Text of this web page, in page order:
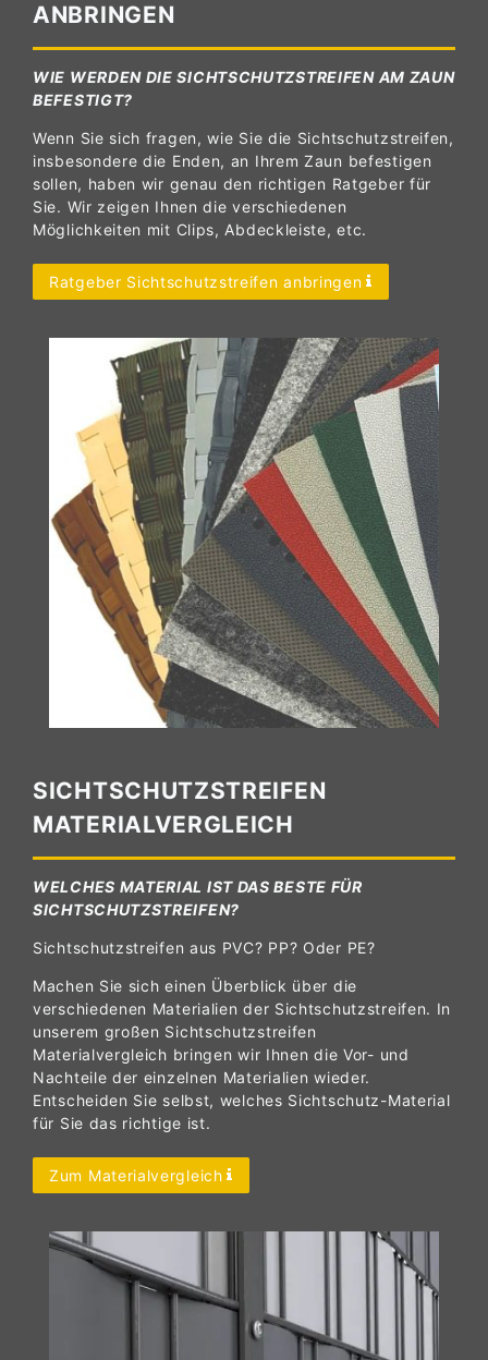
ANBRINGEN
WIE WERDEN DIE SICHTSCHUTZSTREIFEN AM ZAUN
BEFESTIGT?
Wenn Sie sich fragen, wie Sie die Sichtschutzstreifen,
insbesondere die Enden, an Ihrem Zaun befestigen
sollen, haben wir genau den richtigen Ratgeber für
Sie. Wir zeigen Ihnen die verschiedenen
Möglichkeiten mit Clips, Abdeckleiste, etc.
Ratgeber Sichtschutzstreifen anbringen
SICHTSCHUTZSTREIFEN
MATERIALVERGLEICH
WELCHES MATERIAL IST DAS BESTE FÜR
SICHTSCHUTZSTREIFEN?
Sichtschutzstreifen aus PVC? PP? Oder PE?
Machen Sie sich einen Überblick über die
verschiedenen Materialien der Sichtschutzstreifen. In
unserem großen Sichtschutzstreifen
Materialvergleich bringen wir Ihnen die Vor- und
Nachteile der einzelnen Materialien wieder.
Entscheiden Sie selbst, welches Sichtschutz-Material
für Sie das richtige ist.
Zum Materialvergleich